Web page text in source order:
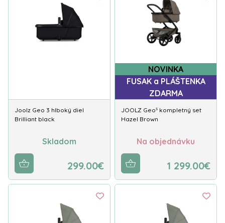
Joolz Geo 3 hlboký diel
Brilliant black
Skladom
299.00€
NOVINKA
FUSAK a PLÁŠTENKA
ZDARMA
JOOLZ Geo⁵ kompletný set
Hazel Brown
Na objednávku
1 299.00€